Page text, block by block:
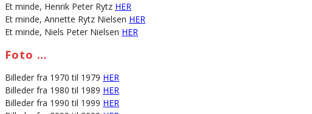
Et minde, Henrik Peter Rytz HER
Et minde, Annette Rytz Nielsen HER
Et minde, Niels Peter Nielsen HER
Foto …
Billeder fra 1970 til 1979 HER
Billeder fra 1980 til 1989 HER
Billeder fra 1990 til 1999 HER